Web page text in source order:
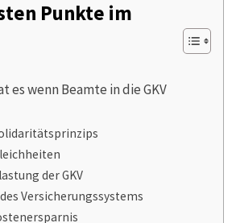
Punkte im
es wenn Beamte in die GKV
der GKV
Versicherungssystems